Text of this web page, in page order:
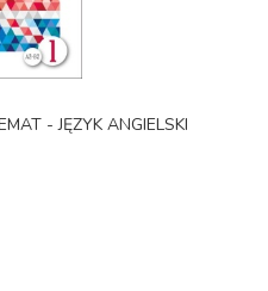
- JĘZYK ANGIELSKI